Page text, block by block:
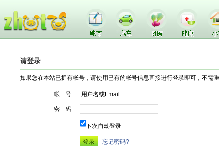
请登录
如果您在本站已拥有帐号，请使用已有的帐号信息直接进行登录即可，不需
帐 号
密 码
下次自动登录
忘记密码?